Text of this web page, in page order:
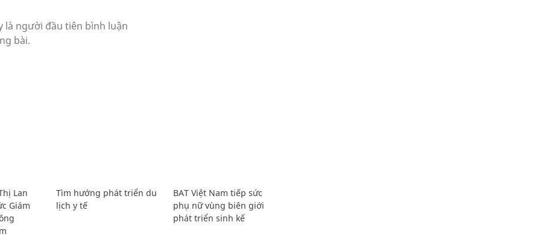
Lan
Giám
Tìm hướng phát triển du
lịch y tế
BAT Việt Nam tiếp sức
phụ nữ vùng biên giới
phát triển sinh kế